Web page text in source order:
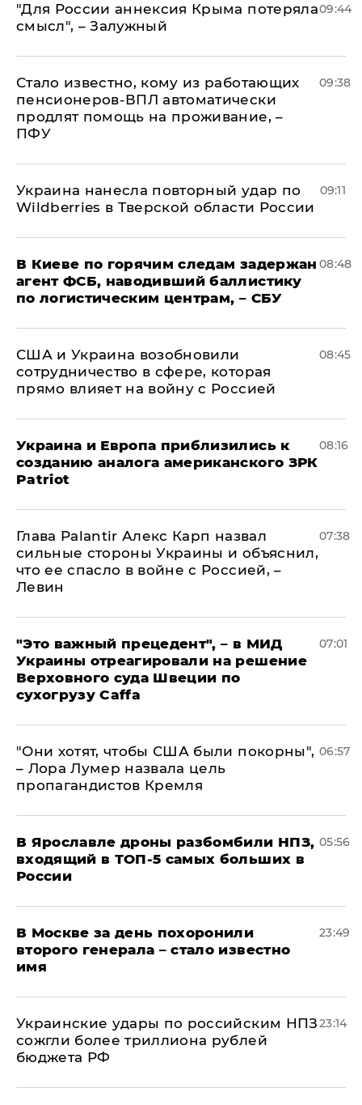
"Для России аннексия Крыма потеряла
смысл", – Залужный
09:44
Стало известно, кому из работающих
пенсионеров-ВПЛ автоматически
продлят помощь на проживание, –
ПФУ
09:38
Украина нанесла повторный удар по
Wildberries в Тверской области России
09:11
В Киеве по горячим следам задержан
агент ФСБ, наводивший баллистику
по логистическим центрам, – СБУ
08:48
США и Украина возобновили
сотрудничество в сфере, которая
прямо влияет на войну с Россией
08:45
Украина и Европа приблизились к
созданию аналога американского ЗРК
Patriot
08:16
Глава Palantir Алекс Карп назвал
сильные стороны Украины и объяснил,
что ее спасло в войне с Россией, –
Левин
07:38
"Это важный прецедент", – в МИД
Украины отреагировали на решение
Верховного суда Швеции по
сухогрузу Caffa
07:01
"Они хотят, чтобы США были покорны",
– Лора Лумер назвала цель
пропагандистов Кремля
06:57
В Ярославле дроны разбомбили НПЗ,
входящий в ТОП-5 самых больших в
России
05:56
В Москве за день похоронили
второго генерала – стало известно
имя
23:49
Украинские удары по российским НПЗ
сожгли более триллиона рублей
бюджета РФ
23:14